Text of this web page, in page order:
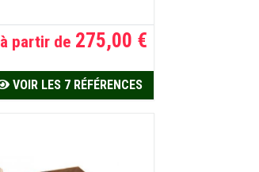
à partir de275,00 €
VOIR LES 7 RÉFÉRENCES